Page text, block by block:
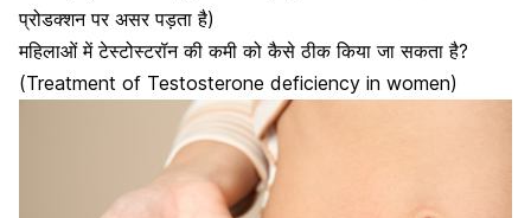
प्रोडक्शन पर असर पड़ता है)
महिलाओं में टेस्टोस्टरॉन की कमी को कैसे ठीक किया जा सकता है?
(Treatment of Testosterone deficiency in women)